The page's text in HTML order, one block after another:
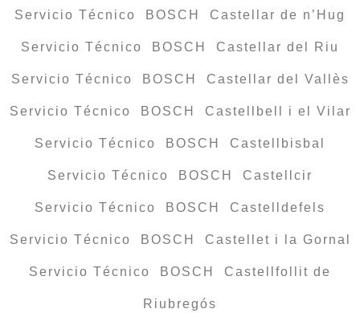
Servicio Técnico BOSCH Castellar de n’Hug
Servicio Técnico BOSCH Castellar del Riu
Servicio Técnico BOSCH Castellar del Vallès
Servicio Técnico BOSCH Castellbell i el Vilar
Servicio Técnico BOSCH Castellbisbal
Servicio Técnico BOSCH Castellcir
Servicio Técnico BOSCH Castelldefels
Servicio Técnico BOSCH Castellet i la Gornal
Servicio Técnico BOSCH Castellfollit de
Riubregós